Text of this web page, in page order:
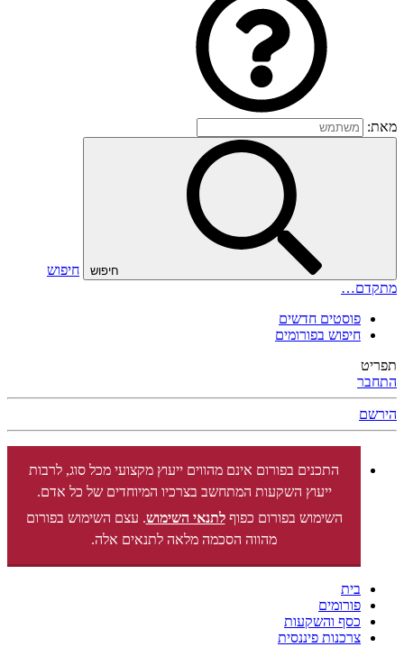
מאת:
חיפוש
חיפוש
מתקדם…
פוסטים חדשים
חיפוש בפורומים
תפריט
התחבר
הירשם
התכנים בפורום אינם מהווים ייעוץ מקצועי מכל סוג, לרבות
ייעוץ השקעות המתחשב בצרכיו המיוחדים של כל אדם.
השימוש בפורום כפוףלתנאי השימוש. עצם השימוש בפורום
מהווה הסכמה מלאה לתנאים אלה.
בית
פורומים
כסף והשקעות
צרכנות פיננסית